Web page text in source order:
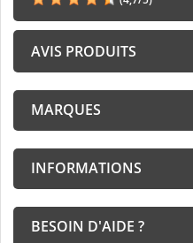
AVIS PRODUITS
MARQUES
INFORMATIONS
BESOIN D'AIDE ?